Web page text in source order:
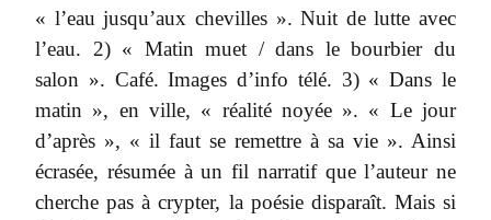
« l’eau jusqu’aux chevilles ». Nuit de lutte avec
l’eau. 2) « Matin muet / dans le bourbier du
salon ». Café. Images d’info télé. 3) « Dans le
matin », en ville, « réalité noyée ». « Le jour
d’après », « il faut se remettre à sa vie ». Ainsi
écrasée, résumée à un fil narratif que l’auteur ne
cherche pas à crypter, la poésie disparaît. Mais si